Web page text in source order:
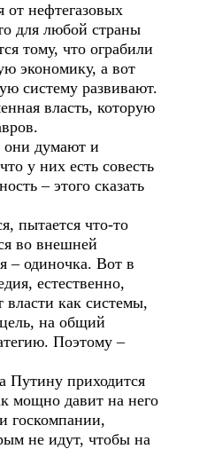
от нефтегазовых
для любой страны
тому, что ограбили
экономику, а вот
систему развивают.
власть, которую
они думают и
у них есть совесть
– этого сказать
пытается что-то
во внешней
– одиночка. Вот в
естественно,
как системы,
на общий
Поэтому –
приходится
мощно давит на него
госкомпании,
не идут, чтобы на